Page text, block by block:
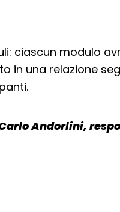
ciascun modulo
in una relazione
Andorlini,